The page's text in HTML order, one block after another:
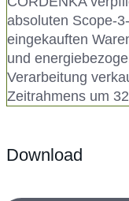
absoluten Scope-
eingekauften
und
Verarbeitung
Zeitrahmens um
Download